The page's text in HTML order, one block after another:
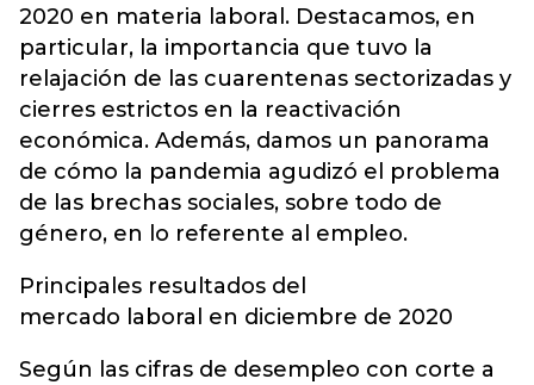
2020 en materia laboral. Destacamos, en
particular, la importancia que tuvo la
relajación de las cuarentenas sectorizadas y
cierres estrictos en la reactivación
económica. Además, damos un panorama
de cómo la pandemia agudizó el problema
de las brechas sociales, sobre todo de
género, en lo referente al empleo.
Principales resultados del
mercado laboral en diciembre de 2020
Según las cifras de desempleo con corte a